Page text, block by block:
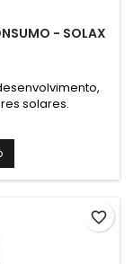
- SOLAX
solares.
favorite_border